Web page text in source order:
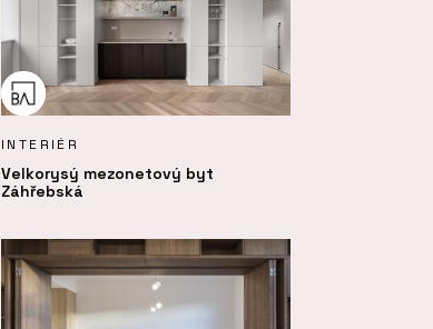
INTERIÉR
Velkorysý mezonetový byt
Záhřebská